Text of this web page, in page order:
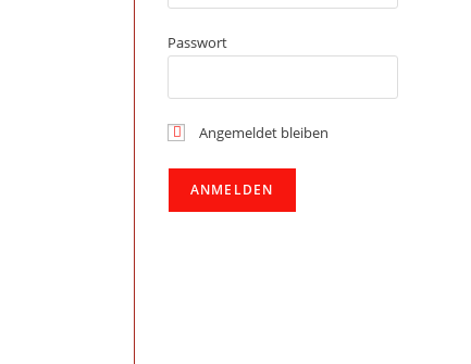
Passwort
Angemeldet bleiben